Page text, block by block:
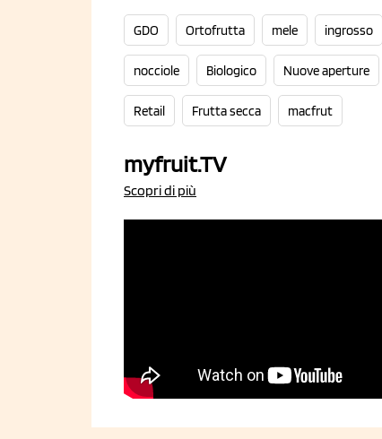
GDO Ortofrutta mele ingrosso
nocciole Biologico Nuove aperture
Retail Frutta secca macfrut
myfruit.TV
Scopri di più